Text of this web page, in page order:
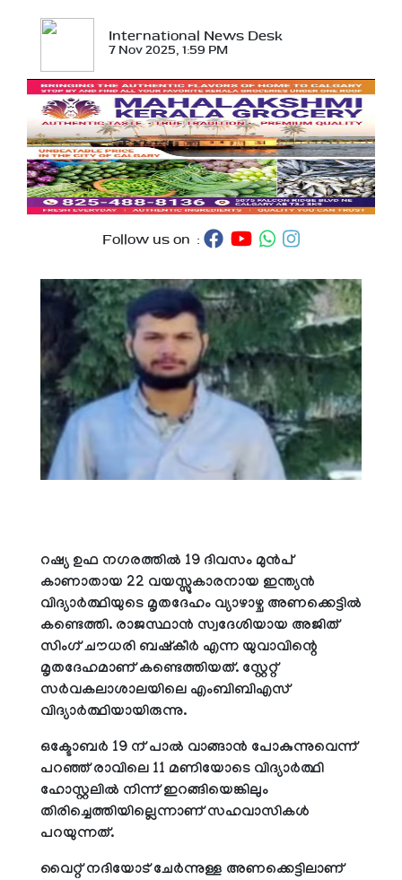
International News Desk
7 Nov 2025, 1:59 PM
Follow us on :
റഷ്യ ഉഫ നഗരത്തില്‍ 19 ദിവസം മുന്‍പ്
കാണാതായ 22 വയസ്സുകാരനായ ഇന്ത്യന്‍
വിദ്യാര്‍ത്ഥിയുടെ മൃതദേഹം വ്യാഴാഴ്ച അണക്കെട്ടില്‍
കണ്ടെത്തി. രാജസ്ഥാന്‍ സ്വദേശിയായ അജിത്
സിംഗ് ചൗധരി ബഷ്‌കീര്‍ എന്ന യുവാവിന്റെ
മൃതദേഹമാണ് കണ്ടെത്തിയത്. സ്റ്റേറ്റ്
സര്‍വകലാശാലയിലെ എംബിബിഎസ്
വിദ്യാര്‍ത്ഥിയായിരുന്നു.
ഒക്ടോബര്‍ 19 ന് പാല്‍ വാങ്ങാന്‍ പോകുന്നുവെന്ന്
പറഞ്ഞ് രാവിലെ 11 മണിയോടെ വിദ്യാര്‍ത്ഥി
ഹോസ്റ്റലില്‍ നിന്ന് ഇറങ്ങിയെങ്കിലും
തിരിച്ചെത്തിയില്ലെന്നാണ് സഹവാസികള്‍
പറയുന്നത്.
വൈറ്റ് നദിയോട് ചേര്‍ന്നുള്ള അണക്കെട്ടിലാണ്